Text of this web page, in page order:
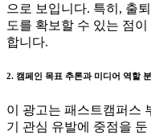
으로 보입니다. 특히, 출
도를 확보할 수 있는 점
합니다.
2. 캠페인 목표 추론과 미디어 역할
이 광고는 패스트캠퍼스
기 관심 유발에 중점을